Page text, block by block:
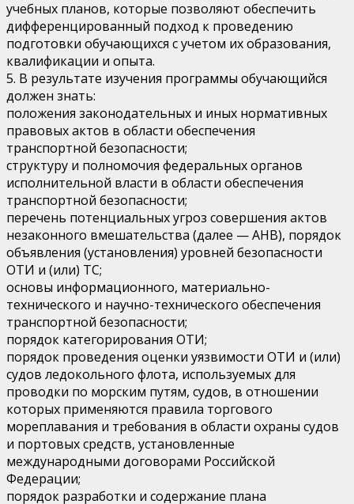
учебных планов, которые позволяют обеспечить
дифференцированный подход к проведению
подготовки обучающихся с учетом их образования,
квалификации и опыта.
5. В результате изучения программы обучающийся
должен знать:
положения законодательных и иных нормативных
правовых актов в области обеспечения
транспортной безопасности;
структуру и полномочия федеральных органов
исполнительной власти в области обеспечения
транспортной безопасности;
перечень потенциальных угроз совершения актов
незаконного вмешательства (далее — АНВ), порядок
объявления (установления) уровней безопасности
ОТИ и (или) ТС;
основы информационного, материально-
технического и научно-технического обеспечения
транспортной безопасности;
порядок категорирования ОТИ;
порядок проведения оценки уязвимости ОТИ и (или)
судов ледокольного флота, используемых для
проводки по морским путям, судов, в отношении
которых применяются правила торгового
мореплавания и требования в области охраны судов
и портовых средств, установленные
международными договорами Российской
Федерации;
порядок разработки и содержание плана